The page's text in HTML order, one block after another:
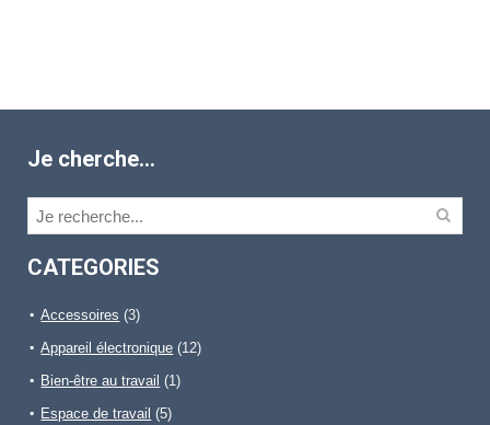
Je cherche…
CATEGORIES
Accessoires (3)
Appareil électronique (12)
Bien-être au travail (1)
Espace de travail (5)